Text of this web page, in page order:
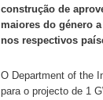
construção de
maiores do género
nos respectivos
O Department of the
para o projecto de 1